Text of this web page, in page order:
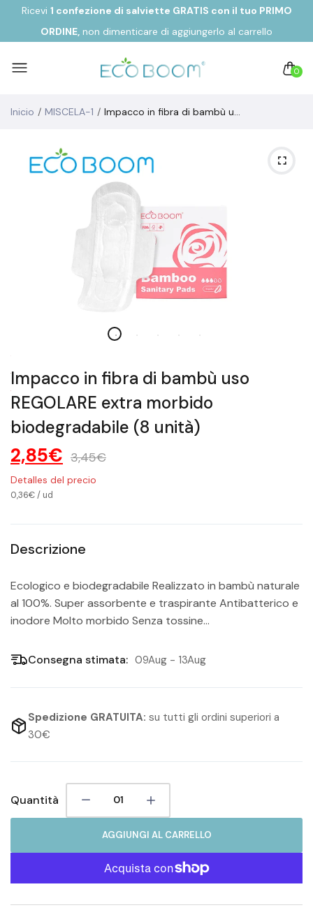
Ricevi 1 confezione di salviette GRATIS con il tuo PRIMO
ORDINE, non dimenticare di aggiungerlo al carrello
0
Inicio MISCELA-1
Impacco in fibra di bambù uso
REGOLARE extra morbido
biodegradabile (8 unità)
2,85€ 3,45€
Detalles del precio
0,36€/ ud
Descrizione
Ecologico e biodegradabile Realizzato in bambù naturale
al 100%. Super assorbente e traspirante Antibatterico e
inodore Molto morbido Senza tossine...
Consegna stimata: 09Aug - 13Aug
Spedizione GRATUITA: su tutti gli ordini superiori a
30€
Quantità
AGGIUNGI AL CARRELLO